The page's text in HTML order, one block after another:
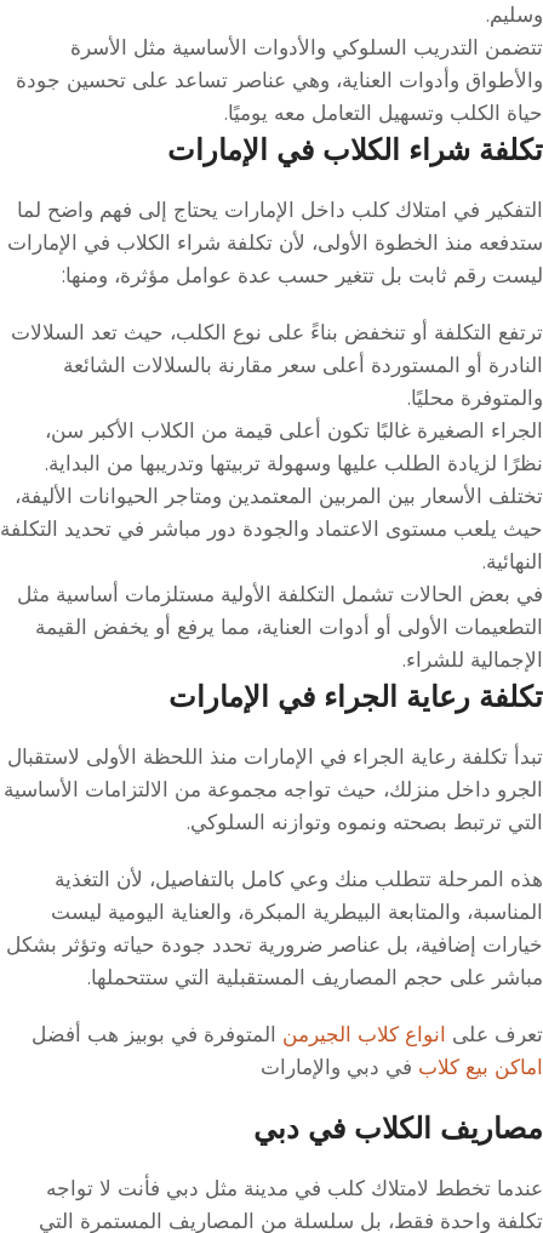
وسليم.
تتضمن التدريب السلوكي والأدوات الأساسية مثل الأسرة
والأطواق وأدوات العناية، وهي عناصر تساعد على تحسين جودة
حياة الكلب وتسهيل التعامل معه يوميًا.
تكلفة شراء الكلاب في الإمارات
التفكير في امتلاك كلب داخل الإمارات يحتاج إلى فهم واضح لما
ستدفعه منذ الخطوة الأولى، لأن تكلفة شراء الكلاب في الإمارات
ليست رقم ثابت بل تتغير حسب عدة عوامل مؤثرة، ومنها:
ترتفع التكلفة أو تنخفض بناءً على نوع الكلب، حيث تعد السلالات
النادرة أو المستوردة أعلى سعر مقارنة بالسلالات الشائعة
والمتوفرة محليًا.
الجراء الصغيرة غالبًا تكون أعلى قيمة من الكلاب الأكبر سن،
نظرًا لزيادة الطلب عليها وسهولة تربيتها وتدريبها من البداية.
تختلف الأسعار بين المربين المعتمدين ومتاجر الحيوانات الأليفة،
حيث يلعب مستوى الاعتماد والجودة دور مباشر في تحديد التكلفة
النهائية.
في بعض الحالات تشمل التكلفة الأولية مستلزمات أساسية مثل
التطعيمات الأولى أو أدوات العناية، مما يرفع أو يخفض القيمة
الإجمالية للشراء.
تكلفة رعاية الجراء في الإمارات
تبدأ تكلفة رعاية الجراء في الإمارات منذ اللحظة الأولى لاستقبال
الجرو داخل منزلك، حيث تواجه مجموعة من الالتزامات الأساسية
التي ترتبط بصحته ونموه وتوازنه السلوكي.
هذه المرحلة تتطلب منك وعي كامل بالتفاصيل، لأن التغذية
المناسبة، والمتابعة البيطرية المبكرة، والعناية اليومية ليست
خيارات إضافية، بل عناصر ضرورية تحدد جودة حياته وتؤثر بشكل
مباشر على حجم المصاريف المستقبلية التي ستتحملها.
تعرف على انواع كلاب الجيرمن المتوفرة في بوبيز هب أفضل
اماكن بيع كلاب في دبي والإمارات
مصاريف الكلاب في دبي
عندما تخطط لامتلاك كلب في مدينة مثل دبي فأنت لا تواجه
تكلفة واحدة فقط، بل سلسلة من المصاريف المستمرة التي